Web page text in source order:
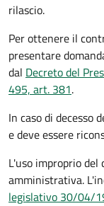
rilascio.
Per ottenere il
presentare
dal Decreto del
495, art. 381.
In caso di decesso
e deve essere
L'uso improprio del
amministrativa.
legislativo 30/04/